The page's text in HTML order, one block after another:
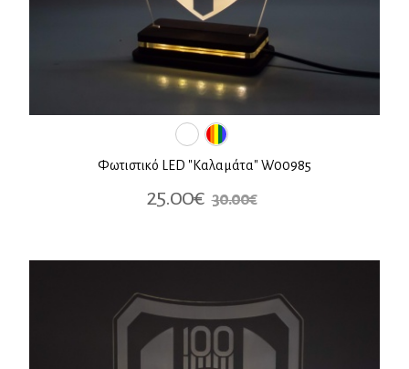
Φωτιστικό LED "Καλαμάτα" W00985
25.00€ 30.00€